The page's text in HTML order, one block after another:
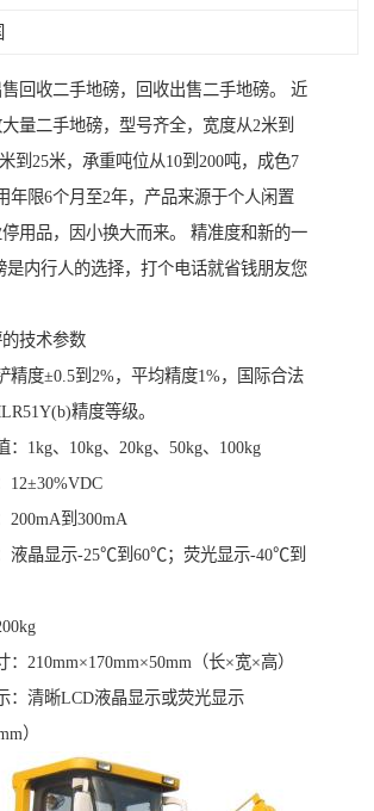
回收二手地磅，回收出售二手地磅。 近
量二手地磅，型号齐全，宽度从2米到
到25米，承重吨位从10到200吨，成色7
年限6个月至2年，产品来源于个人闲置
用品，因小换大而来。 精准度和新的一
是内行人的选择，打个电话就省钱朋友您
技术参数
精度±0.5到2%，平均精度1%，国际合法
精度等级。
：1kg、10kg、20kg、50kg、100kg
12±30%VDC
200mA到300mA
液晶显示-25℃到60℃；荧光显示-40℃到
：210mm×170mm×50mm（长×宽×高）
：清晰LCD液晶显示或荧光显示
）